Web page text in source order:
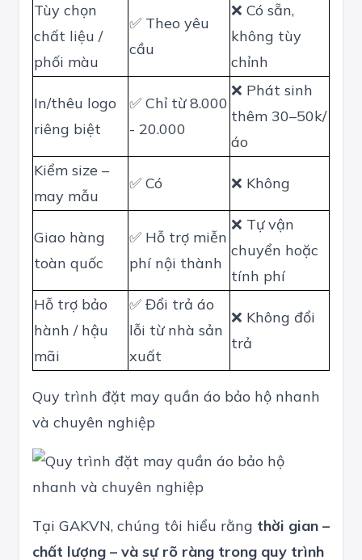
Tùy chọn
chất liệu /
phối màu
✅ Theo yêu
cầu
❌ Có sẵn,
không tùy
chỉnh
In/thêu logo
riêng biệt
✅ Chỉ từ 8.000
- 20.000
❌ Phát sinh
thêm 30–50k/
áo
Kiểm size –
may mẫu
✅ Có ❌ Không
Giao hàng
toàn quốc
✅ Hỗ trợ miễn
phí nội thành
❌ Tự vận
chuyển hoặc
tính phí
Hỗ trợ bảo
hành / hậu
mãi
✅ Đổi trả áo
lỗi từ nhà sản
xuất
❌ Không đổi
trả
Quy trình đặt may quần áo bảo hộ nhanh
và chuyên nghiệp
Tại GAKVN, chúng tôi hiểu rằng thời gian –
chất lượng – và sự rõ ràng trong quy trình